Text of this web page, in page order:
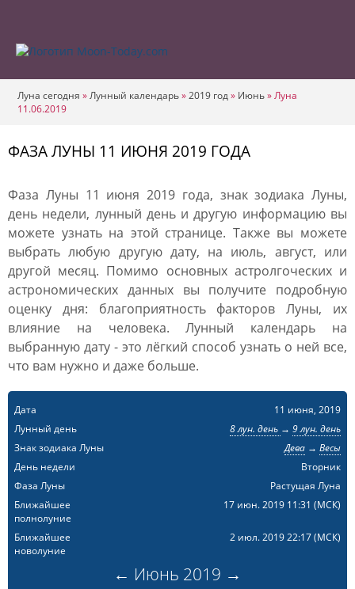
Луна сегодня »Лунный календарь»2019 год» Июнь»Луна
11.06.2019
ФАЗА ЛУНЫ 11 ИЮНЯ 2019 ГОДА
Фаза Луны 11 июня 2019 года, знак зодиака Луны,
день недели, лунный день и другую информацию вы
можете узнать на этой странице. Также вы можете
выбрать любую другую дату, на июль, август, или
другой месяц. Помимо основных астролгоческих и
астрономических данных вы получите подробную
оценку дня: благоприятность факторов Луны, их
влияние на человека. Лунный календарь на
выбранную дату - это лёгкий способ узнать о ней все,
что вам нужно и даже больше.
Дата
11 июня, 2019
Лунный день
8 лун. день → 9 лун. день
Знак зодиака Луны
Дева→ Весы
День недели
Вторник
Фаза Луны
Растущая Луна
Ближайшее
полнолуние
17 июн. 2019 11:31 (МСК)
Ближайшее
новолуние
2 июл. 2019 22:17(МСК)
← Июнь 2019 →